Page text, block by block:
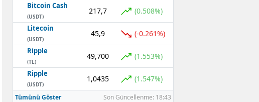
Bitcoin Cash
(USDT)
217,7 (0.508%)
Litecoin
(USDT)
45,9 (-0.261%)
Ripple
(TL)
49,700 (1.553%)
Ripple
(USDT)
1,0435 (1.547%)
Tümünü Göster Son Güncellenme: 18:43